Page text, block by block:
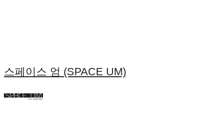
스페이스 엄 (SPACE UM)